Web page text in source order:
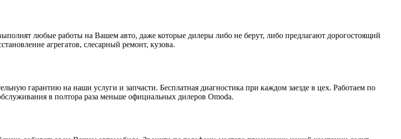
любые работы на Вашем авто, даже которые дилеры либо не берут, либо предлагают дорогостоящий
агрегатов, слесарный ремонт, кузова.
гарантию на наши услуги и запчасти. Бесплатная диагностика при каждом заезде в цех. Работаем по
в полтора раза меньше официальных дилеров Omoda.